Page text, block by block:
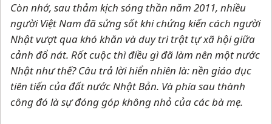
Còn nhớ, sau thảm kịch sóng thần năm 2011, nhiều
người Việt Nam đã sửng sốt khi chứng kiến cách người
Nhật vượt qua khó khăn và duy trì trật tự xã hội giữa
cảnh đổ nát. Rốt cuộc thì điều gì đã làm nên một nước
Nhật như thế? Câu trả lời hiển nhiên là: nền giáo dục
tiên tiến của đất nước Nhật Bản. Và phía sau thành
công đó là sự đóng góp không nhỏ của các bà mẹ.